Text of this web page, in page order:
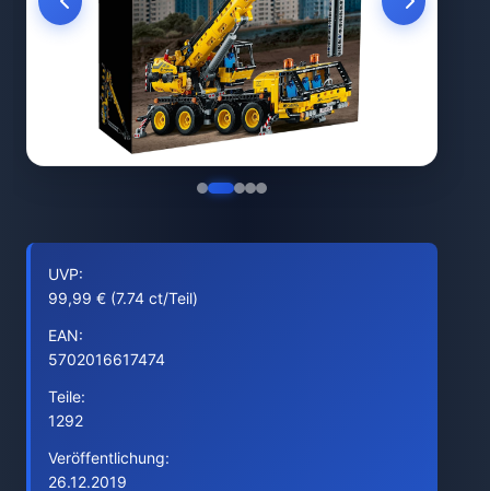
UVP:
99,99 € (7.74 ct/Teil)
EAN:
5702016617474
Teile:
1292
Veröffentlichung:
26.12.2019